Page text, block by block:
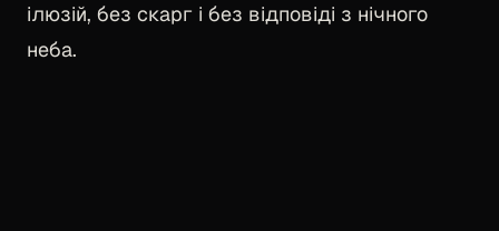
ілюзій, без скарг і без відповіді з нічного
неба.